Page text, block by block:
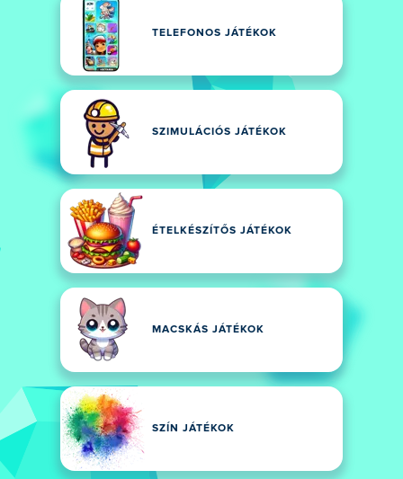
TELEFONOS JÁTÉKOK
SZIMULÁCIÓS JÁTÉKOK
ÉTELKÉSZÍTŐS JÁTÉKOK
MACSKÁS JÁTÉKOK
SZÍN JÁTÉKOK